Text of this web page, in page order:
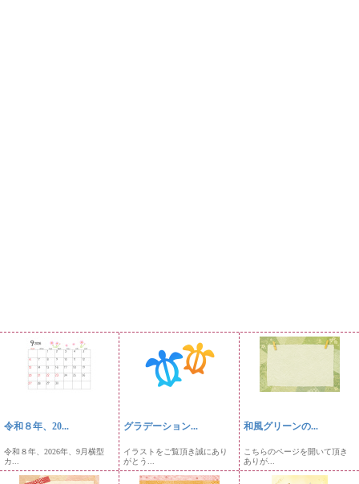
令和８年、20...
令和８年、2026年、9月横型
カ...
グラデーション...
イラストをご覧頂き誠にあり
がとう...
和風グリーンの...
こちらのページを開いて頂き
ありが...